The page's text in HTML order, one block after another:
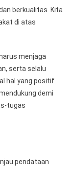
berkualitas. Kita
di atas
menjaga
serta selalu
hal yang positif.
demi
tugas
pendataan